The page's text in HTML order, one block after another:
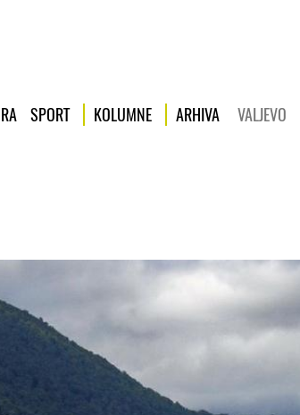
SPORT KOLUMNE ARHIVA VALJEVO